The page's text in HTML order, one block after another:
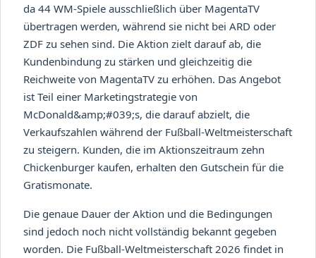
da 44 WM-Spiele ausschließlich über MagentaTV
übertragen werden, während sie nicht bei ARD oder
ZDF zu sehen sind. Die Aktion zielt darauf ab, die
Kundenbindung zu stärken und gleichzeitig die
Reichweite von MagentaTV zu erhöhen. Das Angebot
ist Teil einer Marketingstrategie von
McDonald&amp;#039;s, die darauf abzielt, die
Verkaufszahlen während der Fußball-Weltmeisterschaft
zu steigern. Kunden, die im Aktionszeitraum zehn
Chickenburger kaufen, erhalten den Gutschein für die
Gratismonate.
Die genaue Dauer der Aktion und die Bedingungen
sind jedoch noch nicht vollständig bekannt gegeben
worden. Die Fußball-Weltmeisterschaft 2026 findet in